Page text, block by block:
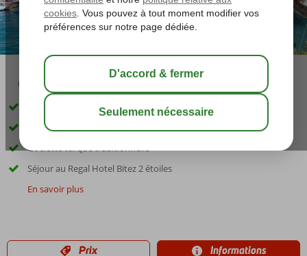
00:45 sauver
Combinaison idéale croisière et hôtel
Superbe croisière le long de la côte égéenne
Goelette turque traditionnelle
Séjour au Regal Hotel Bitez 2 étoiles
En savoir plus
Prix Informations